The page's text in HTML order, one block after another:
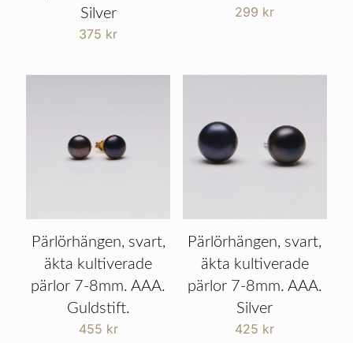
Silver
375 kr
299 kr
Pärlörhängen, svart,
äkta kultiverade
pärlor 7-8mm. AAA.
Guldstift.
455 kr
Pärlörhängen, svart,
äkta kultiverade
pärlor 7-8mm. AAA.
Silver
425 kr